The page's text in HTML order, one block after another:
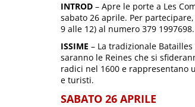
INTROD – Apre le porte a Les
sabato 26 aprile. Per
9 alle 12) al numero 379 1997698.
ISSIME – La tradizionale
saranno le Reines che si
radici nel 1600 e rappresentano
e turisti.
SABATO 26 APRILE